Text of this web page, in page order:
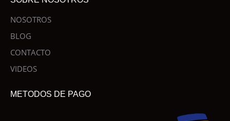
NOSOTROS
BLOG
CONTACTO
VIDEOS
METODOS DE PAGO